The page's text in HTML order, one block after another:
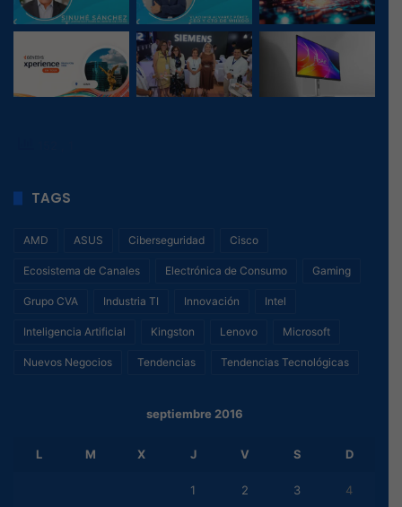
TAGS
AMD ASUS Ciberseguridad Cisco
Ecosistema de Canales Electrónica de Consumo Gaming
Grupo CVA Industria TI Innovación Intel
Inteligencia Artificial Kingston Lenovo Microsoft
Nuevos Negocios Tendencias Tendencias Tecnológicas
septiembre 2016
L M X J V S D
1 2 3 4